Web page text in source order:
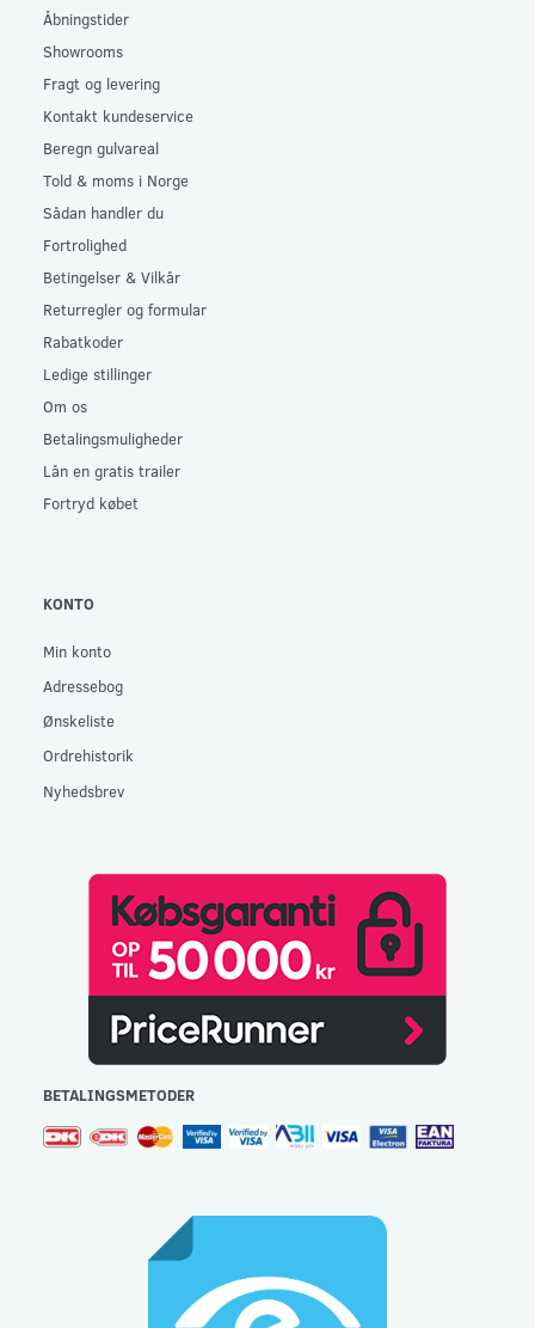
Åbningstider
Showrooms
Fragt og levering
Kontakt kundeservice
Beregn gulvareal
Told & moms i Norge
Sådan handler du
Fortrolighed
Betingelser & Vilkår
Returregler og formular
Rabatkoder
Ledige stillinger
Om os
Betalingsmuligheder
Lån en gratis trailer
Fortryd købet
KONTO
Min konto
Adressebog
Ønskeliste
Ordrehistorik
Nyhedsbrev
BETALINGSMETODER